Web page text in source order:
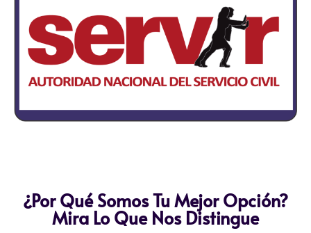
¿Por Qué Somos Tu Mejor Opción?
Mira Lo Que Nos Distingue